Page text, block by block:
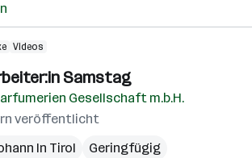
Videos
Samstag
Gesellschaft m.b.H.
veröffentlicht
In Tirol
Geringfügig